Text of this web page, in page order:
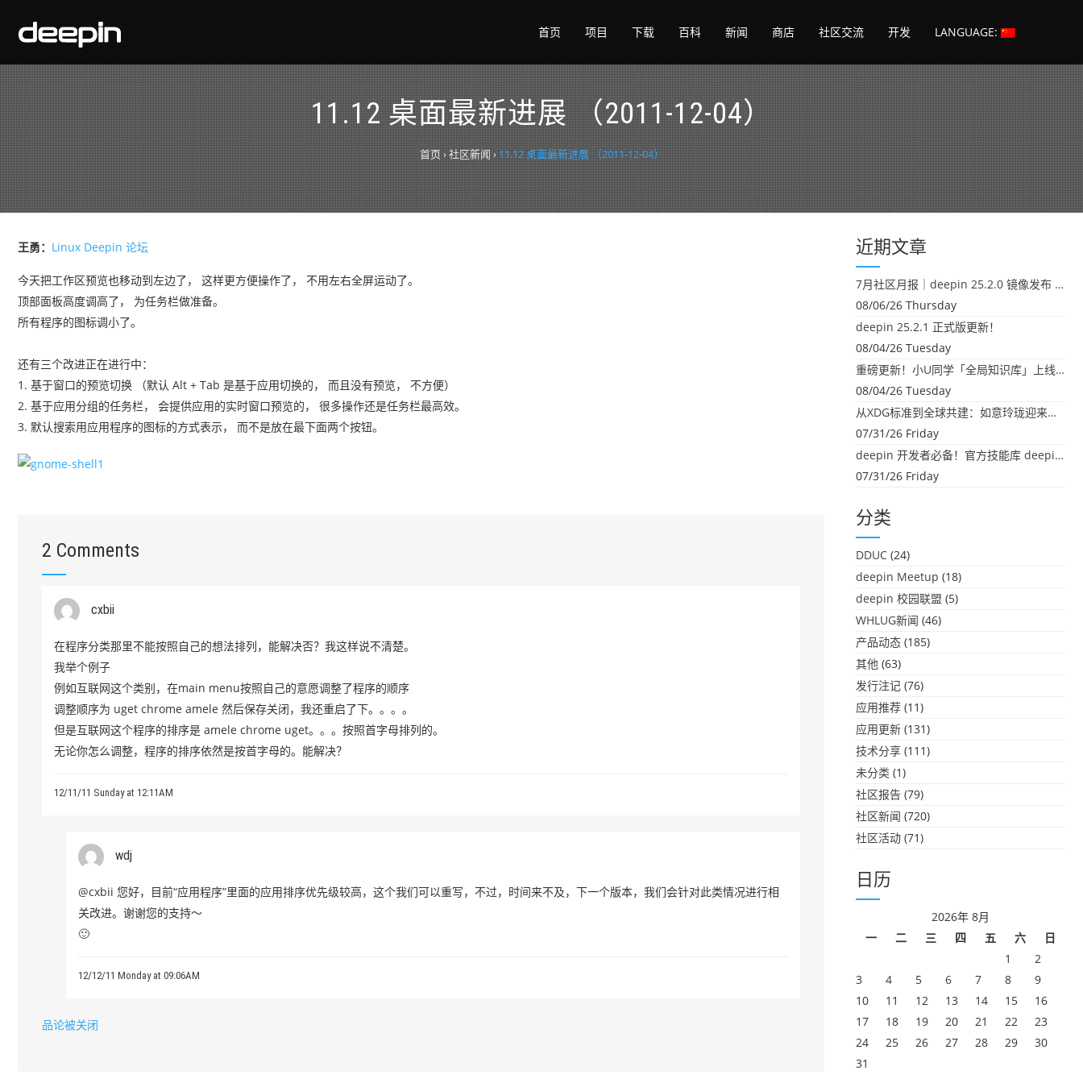
首页 项目 下载 百科 新闻 商店 社区交流 开发 LANGUAGE:
11.12 桌面最新进展 （2011-12-04）
首页›社区新闻›11.12 桌面最新进展 （2011-12-04）
王勇： Linux Deepin 论坛
今天把工作区预览也移动到左边了， 这样更方便操作了， 不用左右全屏运动了。
顶部面板高度调高了， 为任务栏做准备。
所有程序的图标调小了。
还有三个改进正在进行中：
1. 基于窗口的预览切换 （默认 Alt + Tab 是基于应用切换的， 而且没有预览， 不方便）
2. 基于应用分组的任务栏， 会提供应用的实时窗口预览的， 很多操作还是任务栏最高效。
3. 默认搜索用应用程序的图标的方式表示， 而不是放在最下面两个按钮。
2 Comments
cxbii
在程序分类那里不能按照自己的想法排列，能解决否？我这样说不清楚。
我举个例子
例如互联网这个类别，在main menu按照自己的意愿调整了程序的顺序
调整顺序为 uget chrome amele 然后保存关闭，我还重启了下。。。。
但是互联网这个程序的排序是 amele chrome uget。。。按照首字母排列的。
无论你怎么调整，程序的排序依然是按首字母的。能解决？
12/11/11 Sunday at 12:11AM
wdj
@cxbii 您好，目前“应用程序”里面的应用排序优先级较高，这个我们可以重写，不过，时间来不及，下一个版本，我们会针对此类情况进行相
关改进。谢谢您的支持～
🙂
12/12/11 Monday at 09:06AM
品论被关闭
近期文章
7月社区月报｜deepin 25.2.0 镜像发布 & 小U同学定时任务上线
08/06/26 Thursday
deepin 25.2.1 正式版更新！
08/04/26 Tuesday
重磅更新！小U同学「全局知识库」上线：你的本地文件，终于"活"起来了
08/04/26 Tuesday
从XDG标准到全球共建：如意玲珑迎来首个海外开源贡献
07/31/26 Friday
deepin 开发者必备！官方技能库 deepin-skills 正式开源
07/31/26 Friday
分类
DDUC (24)
deepin Meetup (18)
deepin 校园联盟 (5)
WHLUG新闻 (46)
产品动态 (185)
其他 (63)
发行注记 (76)
应用推荐 (11)
应用更新 (131)
技术分享 (111)
未分类 (1)
社区报告 (79)
社区新闻 (720)
社区活动 (71)
日历
2026年 8月
一
二 三 四 五 六
日
1
2
3
4 5 6 7 8
9
10
11 12 13 14 15
16
17
18 19 20 21 22
23
24
25 26 27 28 29
30
31